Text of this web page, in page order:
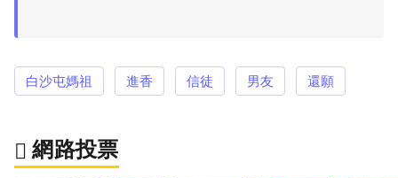
白沙屯媽祖 進香 信徒 男友 還願
網路投票